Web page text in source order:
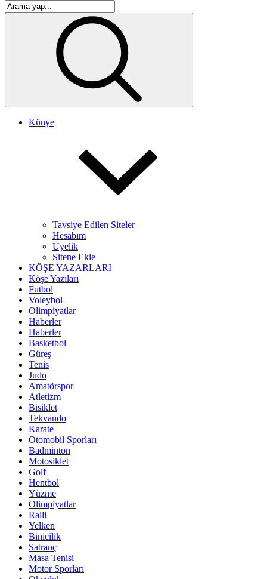
Künye
Tavsiye Edilen Siteler
Hesabım
Üyelik
Sitene Ekle
KÖŞE YAZARLARI
Köşe Yazıları
Futbol
Voleybol
Olimpiyatlar
Haberler
Haberler
Basketbol
Güreş
Tenis
Judo
Amatörspor
Atletizm
Bisiklet
Tekvando
Karate
Otomobil Sporları
Badminton
Motosiklet
Golf
Hentbol
Yüzme
Olimpiyatlar
Ralli
Yelken
Binicilik
Satranç
Masa Tenisi
Motor Sporları